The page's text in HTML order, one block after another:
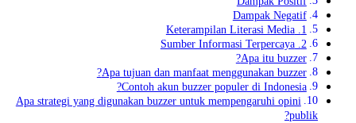
Dampak Negatif
1. Keterampilan Literasi Media
2. Sumber Informasi Terpercaya
Apa itu buzzer?
Apa tujuan dan manfaat menggunakan buzzer?
Contoh akun buzzer populer di Indonesia?
Apa strategi yang digunakan buzzer untuk mempengaruhi opini
publik?